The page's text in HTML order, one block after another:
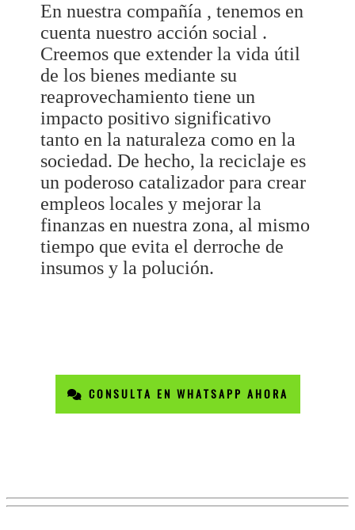
En nuestra compañía , tenemos en
cuenta nuestro acción social .
Creemos que extender la vida útil
de los bienes mediante su
reaprovechamiento tiene un
impacto positivo significativo
tanto en la naturaleza como en la
sociedad. De hecho, la reciclaje es
un poderoso catalizador para crear
empleos locales y mejorar la
finanzas en nuestra zona, al mismo
tiempo que evita el derroche de
insumos y la polución.
CONSULTA EN WHATSAPP AHORA